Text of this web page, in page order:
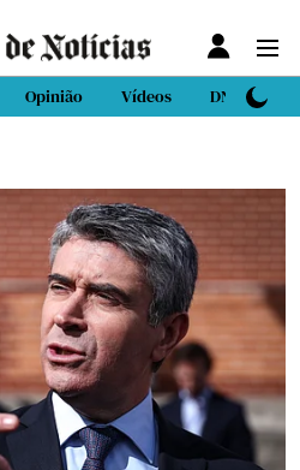
Opinião Vídeos DN Sport